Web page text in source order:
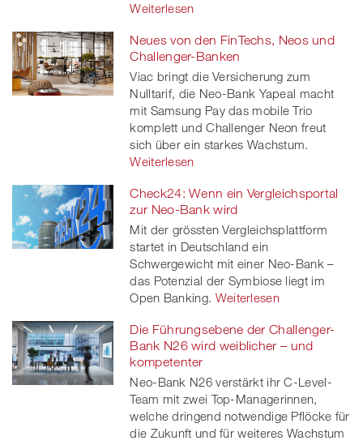
Weiterlesen
Neues von den FinTechs, Neos und
Challenger-Banken
Viac bringt die Versicherung zum
Nulltarif, die Neo-Bank Yapeal macht
mit Samsung Pay das mobile Trio
komplett und Challenger Neon freut
sich über ein starkes Wachstum.
Weiterlesen
Check24: Wenn ein Vergleichsportal
zur Neo-Bank wird
Mit der grössten Vergleichsplattform
startet in Deutschland ein
Schwergewicht mit einer Neo-Bank –
das Potenzial der Symbiose liegt im
Open Banking. Weiterlesen
Die Führungsebene der Challenger-
Bank N26 wird weiblicher – und
kompetenter
Neo-Bank N26 verstärkt ihr C-Level-
Team mit zwei Top-Managerinnen,
welche dringend notwendige Pflöcke für
die Zukunft und für weiteres Wachstum